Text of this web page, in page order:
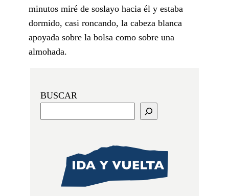
minutos miré de soslayo hacia él y estaba
dormido, casi roncando, la cabeza blanca
apoyada sobre la bolsa como sobre una
almohada.
BUSCAR